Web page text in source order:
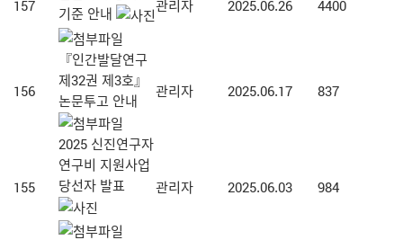
157
기준 안내
관리자 2025.06.26 4400
156
『인간발달연구
제32권 제3호』
논문투고 안내
관리자 2025.06.17 837
155
2025 신진연구자
연구비 지원사업
당선자 발표
관리자 2025.06.03 984